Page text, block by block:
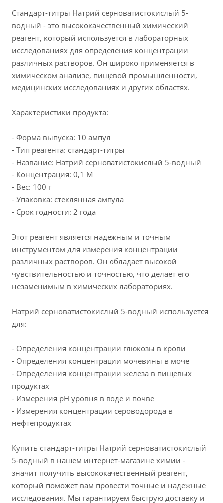
Стандарт-титры Натрий серноватистокислый 5-
водный - это высококачественный химический
реагент, который используется в лабораторных
исследованиях для определения концентрации
различных растворов. Он широко применяется в
химическом анализе, пищевой промышленности,
медицинских исследованиях и других областях.
Характеристики продукта:
- Форма выпуска: 10 ампул
- Тип реагента: стандарт-титры
- Название: Натрий серноватистокислый 5-водный
- Концентрация: 0,1 M
- Вес: 100 г
- Упаковка: стеклянная ампула
- Срок годности: 2 года
Этот реагент является надежным и точным
инструментом для измерения концентрации
различных растворов. Он обладает высокой
чувствительностью и точностью, что делает его
незаменимым в химических лабораториях.
Натрий серноватистокислый 5-водный используется
для:
- Определения концентрации глюкозы в крови
- Определения концентрации мочевины в моче
- Определения концентрации железа в пищевых
продуктах
- Измерения pH уровня в воде и почве
- Измерения концентрации сероводорода в
нефтепродуктах
Купить стандарт-титры Натрий серноватистокислый
5-водный в нашем интернет-магазине химии -
значит получить высококачественный реагент,
который поможет вам провести точные и надежные
исследования. Мы гарантируем быструю доставку и